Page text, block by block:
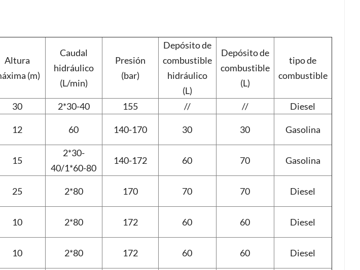
Altura
(m)
Caudal
hidráulico
(L/min)
Presión
(bar)
Depósito de
combustible
hidráulico
(L)
Depósito de
combustible
(L)
tipo de
combustible
30 2*30-40 155 // //
Diesel
12 60 140-170 30 30 Gasolina
15
2*30-
40/1*60-80
140-172 60 70 Gasolina
25 2*80 170 70 70 Diesel
10 2*80 172 60 60 Diesel
10 2*80 172 60 60 Diesel